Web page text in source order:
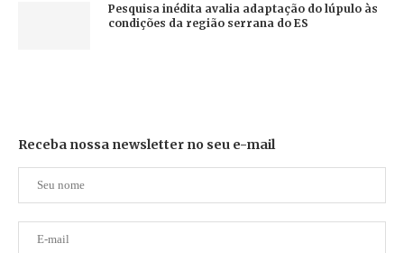
Pesquisa inédita avalia adaptação do lúpulo às
condições da região serrana do ES
Receba nossa newsletter no seu e-mail